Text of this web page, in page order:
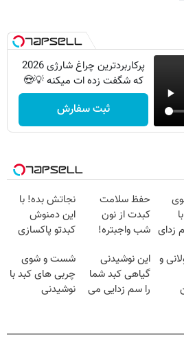
پرکاربردترین چراغ شارژی 2026
که شگفت زده ات میکنه 💡😍
ثبت سفارش
زدای
حفظ سلامت
کبدت از نون
شب واجبتره!
نجاتش بده! با
این دمنوش
کبدتو پاکسازی
مرجوعی
و این نوشیدنی
گیاهی کبد شما
را سم زدایی می
شست و شوی
چربی های کبد با
نوشیدنی